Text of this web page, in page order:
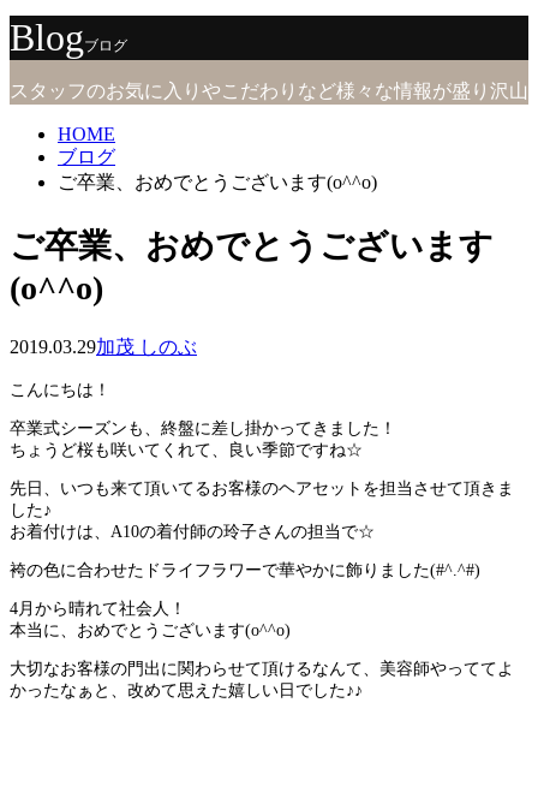
Blogブログ
スタッフのお気に入りやこだわりなど様々な情報が盛り沢山
HOME
ブログ
ご卒業、おめでとうございます(o^^o)
ご卒業、おめでとうございます
(o^^o)
2019.03.29加茂 しのぶ
こんにちは！
卒業式シーズンも、終盤に差し掛かってきました！
ちょうど桜も咲いてくれて、良い季節ですね☆
先日、いつも来て頂いてるお客様のヘアセットを担当させて頂きま
した♪
お着付けは、A10の着付師の玲子さんの担当で☆
袴の色に合わせたドライフラワーで華やかに飾りました(#^.^#)
4月から晴れて社会人！
本当に、おめでとうございます(o^^o)
大切なお客様の門出に関わらせて頂けるなんて、美容師やっててよ
かったなぁと、改めて思えた嬉しい日でした♪♪